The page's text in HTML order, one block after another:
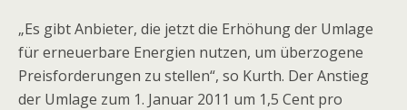
„Es gibt Anbieter, die jetzt die Erhöhung der Umlage
für erneuerbare Energien nutzen, um überzogene
Preisforderungen zu stellen“, so Kurth. Der Anstieg
der Umlage zum 1. Januar 2011 um 1,5 Cent pro